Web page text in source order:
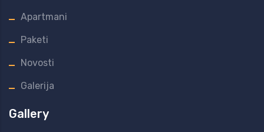
Apartmani
Paketi
Novosti
Galerija
Gallery